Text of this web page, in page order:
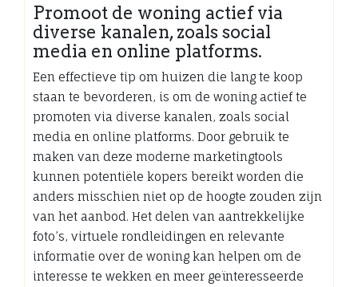
Promoot de woning actief via
diverse kanalen, zoals social
media en online platforms.
Een effectieve tip om huizen die lang te koop
staan te bevorderen, is om de woning actief te
promoten via diverse kanalen, zoals social
media en online platforms. Door gebruik te
maken van deze moderne marketingtools
kunnen potentiële kopers bereikt worden die
anders misschien niet op de hoogte zouden zijn
van het aanbod. Het delen van aantrekkelijke
foto’s, virtuele rondleidingen en relevante
informatie over de woning kan helpen om de
interesse te wekken en meer geïnteresseerde